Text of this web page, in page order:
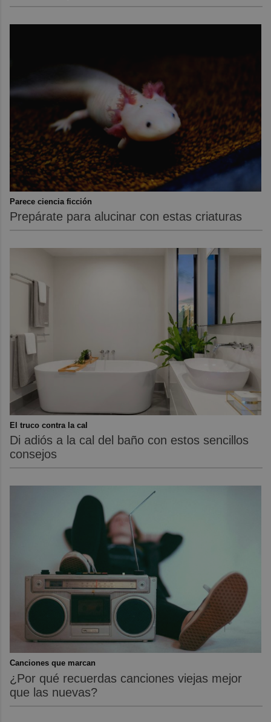
Parece ciencia ficción
Prepárate para alucinar con estas criaturas
El truco contra la cal
Di adiós a la cal del baño con estos sencillos
consejos
Canciones que marcan
¿Por qué recuerdas canciones viejas mejor
que las nuevas?